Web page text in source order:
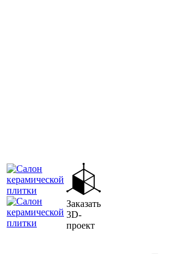
Заказать
3D-
проект